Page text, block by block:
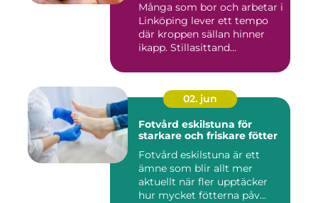
Många som bor och arbetar i
Linköping lever ett tempo
där kroppen sällan hinner
ikapp. Stillasittand...
02. jun
Fotvård eskilstuna för
starkare och friskare fötter
Fotvård eskilstuna är ett
ämne som blir allt mer
aktuellt när fler upptäcker
hur mycket fötterna påv...